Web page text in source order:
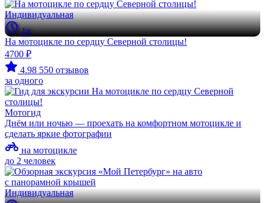
Индивидуальная
1ч
На мотоцикле по сердцу Северной столицы!
4700 ₽
4.98 550 отзывов
за одного
Мотогид
Днём или ночью — проехать на комфортном мотоцикле и
сделать яркие фотографии
на мотоцикле
до 2 человек
Индивидуальная